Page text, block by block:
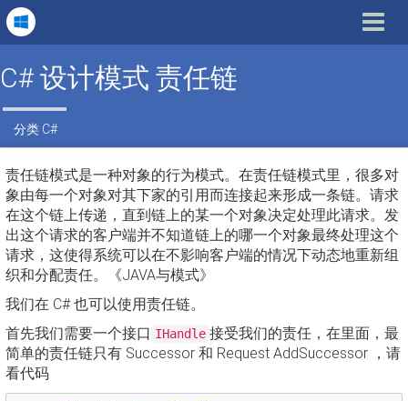
Toggle
C# 设计模式 责任链
分类 C#
责任链模式是一种对象的行为模式。在责任链模式里，很多对
象由每一个对象对其下家的引用而连接起来形成一条链。请求
在这个链上传递，直到链上的某一个对象决定处理此请求。发
出这个请求的客户端并不知道链上的哪一个对象最终处理这个
请求，这使得系统可以在不影响客户端的情况下动态地重新组
织和分配责任。《JAVA与模式》
我们在 C# 也可以使用责任链。
首先我们需要一个接口 IHandle 接受我们的责任，在里面，最
简单的责任链只有 Successor 和 Request AddSuccessor ，请
看代码